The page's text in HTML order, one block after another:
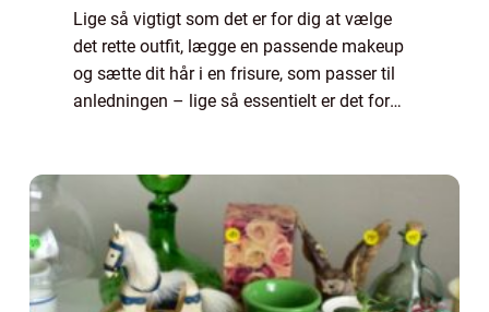
Lige så vigtigt som det er for dig at vælge
det rette outfit, lægge en passende makeup
og sætte dit hår i en frisure, som passer til
anledningen – lige så essentielt er det for